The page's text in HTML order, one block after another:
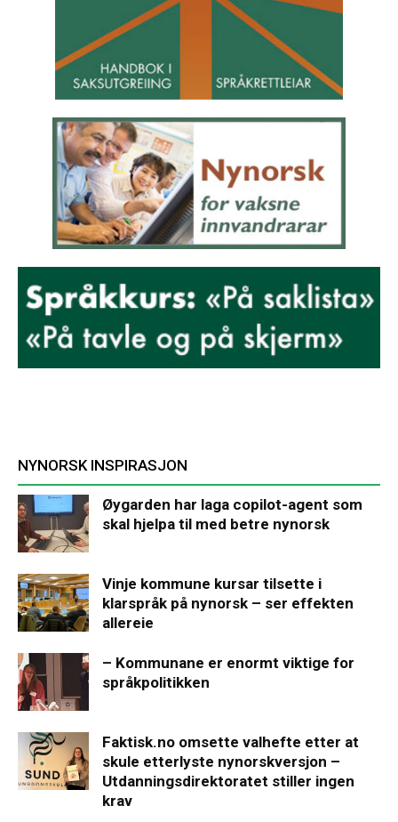
NYNORSK INSPIRASJON
Øygarden har laga copilot-agent som
skal hjelpa til med betre nynorsk
Vinje kommune kursar tilsette i
klarspråk på nynorsk – ser effekten
allereie
– Kommunane er enormt viktige for
språkpolitikken
Faktisk.no omsette valhefte etter at
skule etterlyste nynorskversjon –
Utdanningsdirektoratet stiller ingen
krav